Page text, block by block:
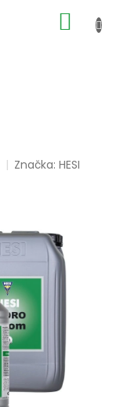
KOŠÍK
Značka:HESI